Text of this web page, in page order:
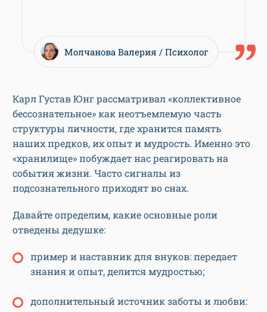
Молчанова Валерия Психолог
Карл Густав Юнг рассматривал «коллективное
бессознательное» как неотъемлемую часть
структуры личности, где хранится память
наших предков, их опыт и мудрость. Именно это
«хранилище» побуждает нас реагировать на
события жизни. Часто сигналы из
подсознательного приходят во снах.
Давайте определим, какие основные роли
отведены дедушке:
пример и наставник для внуков: передает
знания и опыт, делится мудростью;
дополнительный источник заботы и любви: